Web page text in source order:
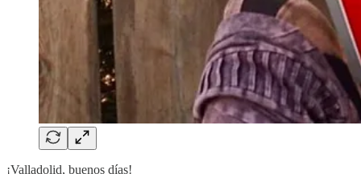
¡Valladolid, buenos días!